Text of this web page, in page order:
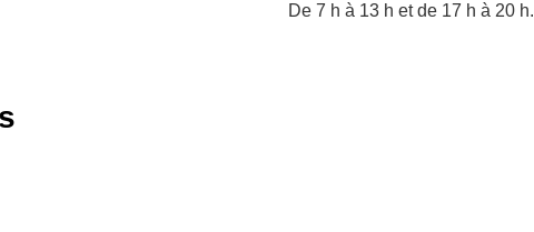
De 7 h à 13 h et de 17 h à 20 h.